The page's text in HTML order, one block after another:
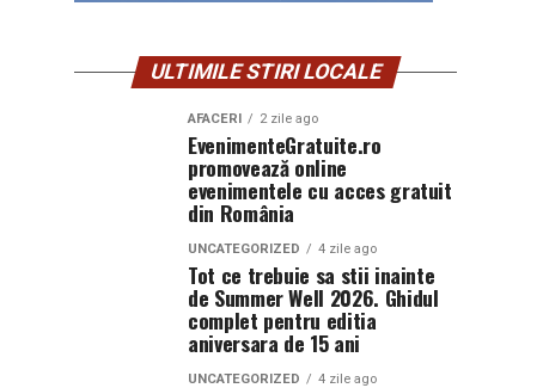
ULTIMILE STIRI LOCALE
AFACERI 2 zile ago
EvenimenteGratuite.ro
promovează online
evenimentele cu acces gratuit
din România
UNCATEGORIZED 4 zile ago
Tot ce trebuie sa stii inainte
de Summer Well 2026. Ghidul
complet pentru editia
aniversara de 15 ani
UNCATEGORIZED 4 zile ago